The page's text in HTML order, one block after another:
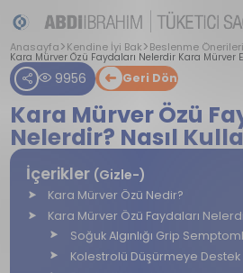
Anasayfa Kendine İyi Bak Beslenme Önerileri
Kara Mürver Özü Faydaları Nelerdir Kara Mürver
9956 Geri Dön
Kara Mürver Özü
Nelerdir? Nasıl
İçerikler (Gizle-)
Kara Mürver Özü Nedir?
Kara Mürver Özü Faydaları
Soğuk Algınlığı Grip
Kolestrolü Düşürmeye